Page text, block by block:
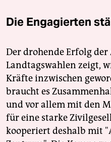
Die Engagierten
Der drohende Erfolg
Landtagswahlen zeigt,
Kräfte inzwischen
braucht es
und vor allem mit den
für eine starke
kooperiert deshalb mit